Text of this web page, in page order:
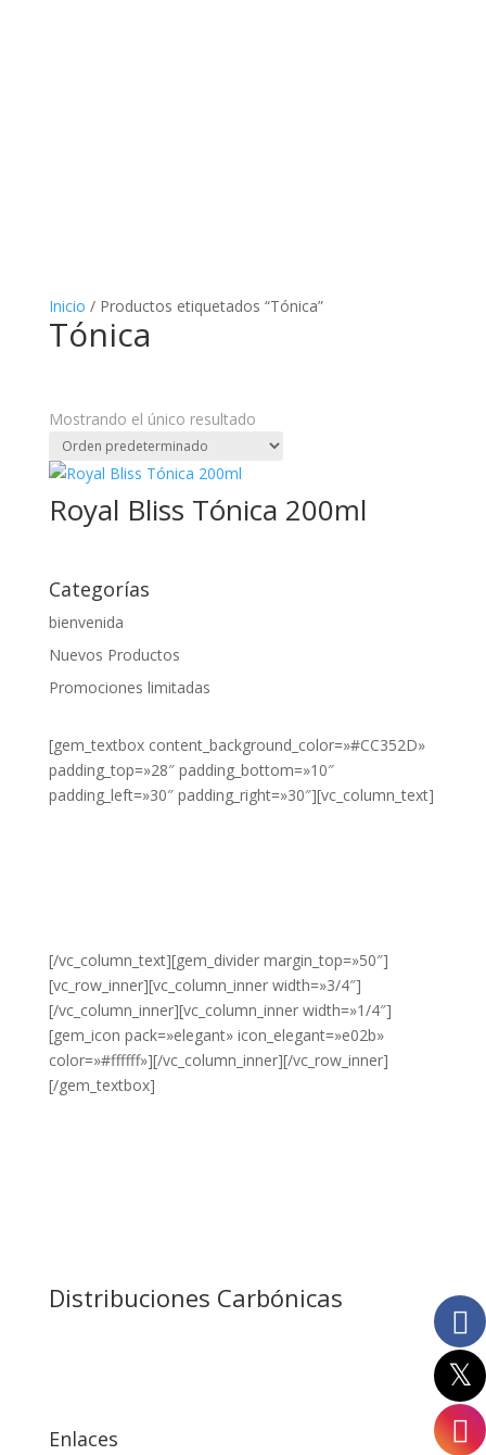
Inicio / Productos etiquetados “Tónica”
Tónica
Categorías del producto
1,5L
1/3
1/4
10gr
10ml
250ml
275g
275ml
500ml
Mostrando el único resultado
Royal Bliss Tónica 200ml
Categorías
bienvenida
Nuevos Productos
Promociones limitadas
[gem_textbox content_background_color=»#CC352D»
padding_top=»28″ padding_bottom=»10″
padding_left=»30″ padding_right=»30″][vc_column_text]
[/vc_column_text][gem_divider margin_top=»50″]
[vc_row_inner][vc_column_inner width=»3/4″]
[/vc_column_inner][vc_column_inner width=»1/4″]
[gem_icon pack=»elegant» icon_elegant=»e02b»
color=»#ffffff»][/vc_column_inner][/vc_row_inner]
[/gem_textbox]
Distribuciones Carbónicas
Enlaces